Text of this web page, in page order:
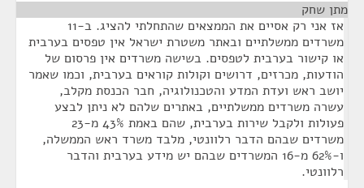
מתן שחק
אז אני רק אסיים את הממצאים שהתחלתי להציג. ב-11
משרדים ממשלתיים ובאתר משטרת ישראל אין טפסים בערבית
או קישור בערבית לטפסים. בשישה משרדים אין פרסום של
הודעות, מכרזים, דרושים וקולות קוראים בערבית, וכמו שאמר
יושב ראש ועדת המדע והטכנולוגיה, חבר הכנסת מקלב,
עשרה משרדים ממשלתיים, באתרים שלהם לא ניתן לבצע
פעולות ולקבל שירות בערבית, שהם באמת 43% מ-23
משרדים שבהם הדבר רלוונטי, מלבד משרד ראש הממשלה,
ו-62% מ-16 המשרדים שבהם יש מידע בערבית והדבר
רלוונטי.